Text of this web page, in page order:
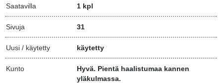
Saatavilla 1 kpl
Sivuja 31
Uusi / käytetty käytetty
Kunto
Hyvä. Pientä haalistumaa kannen
yläkulmassa.